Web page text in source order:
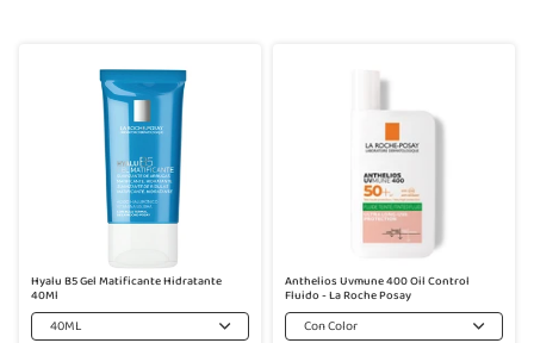
Hyalu B5 Gel Matificante Hidratante
40Ml
40ML
Anthelios Uvmune 400 Oil Control
Fluido - La Roche Posay
Con Color